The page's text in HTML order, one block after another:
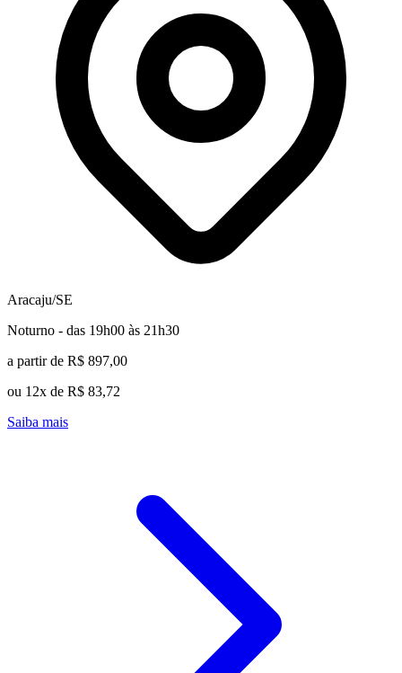
Aracaju/SE
Noturno - das 19h00 às 21h30
a partir de R$ 897,00
ou 12x de R$ 83,72
Saiba mais